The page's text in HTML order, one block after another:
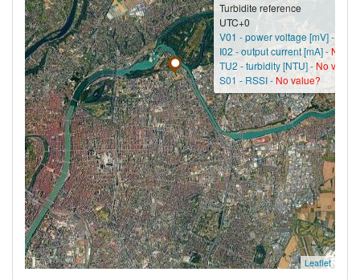
Turbidite reference
UTC+0
V01 - power voltage [mV] -
I02 - output current [mA] -No
TU2 - turbidity [NTU] -No value?
S01 - RSSI -No value?
Leaflet